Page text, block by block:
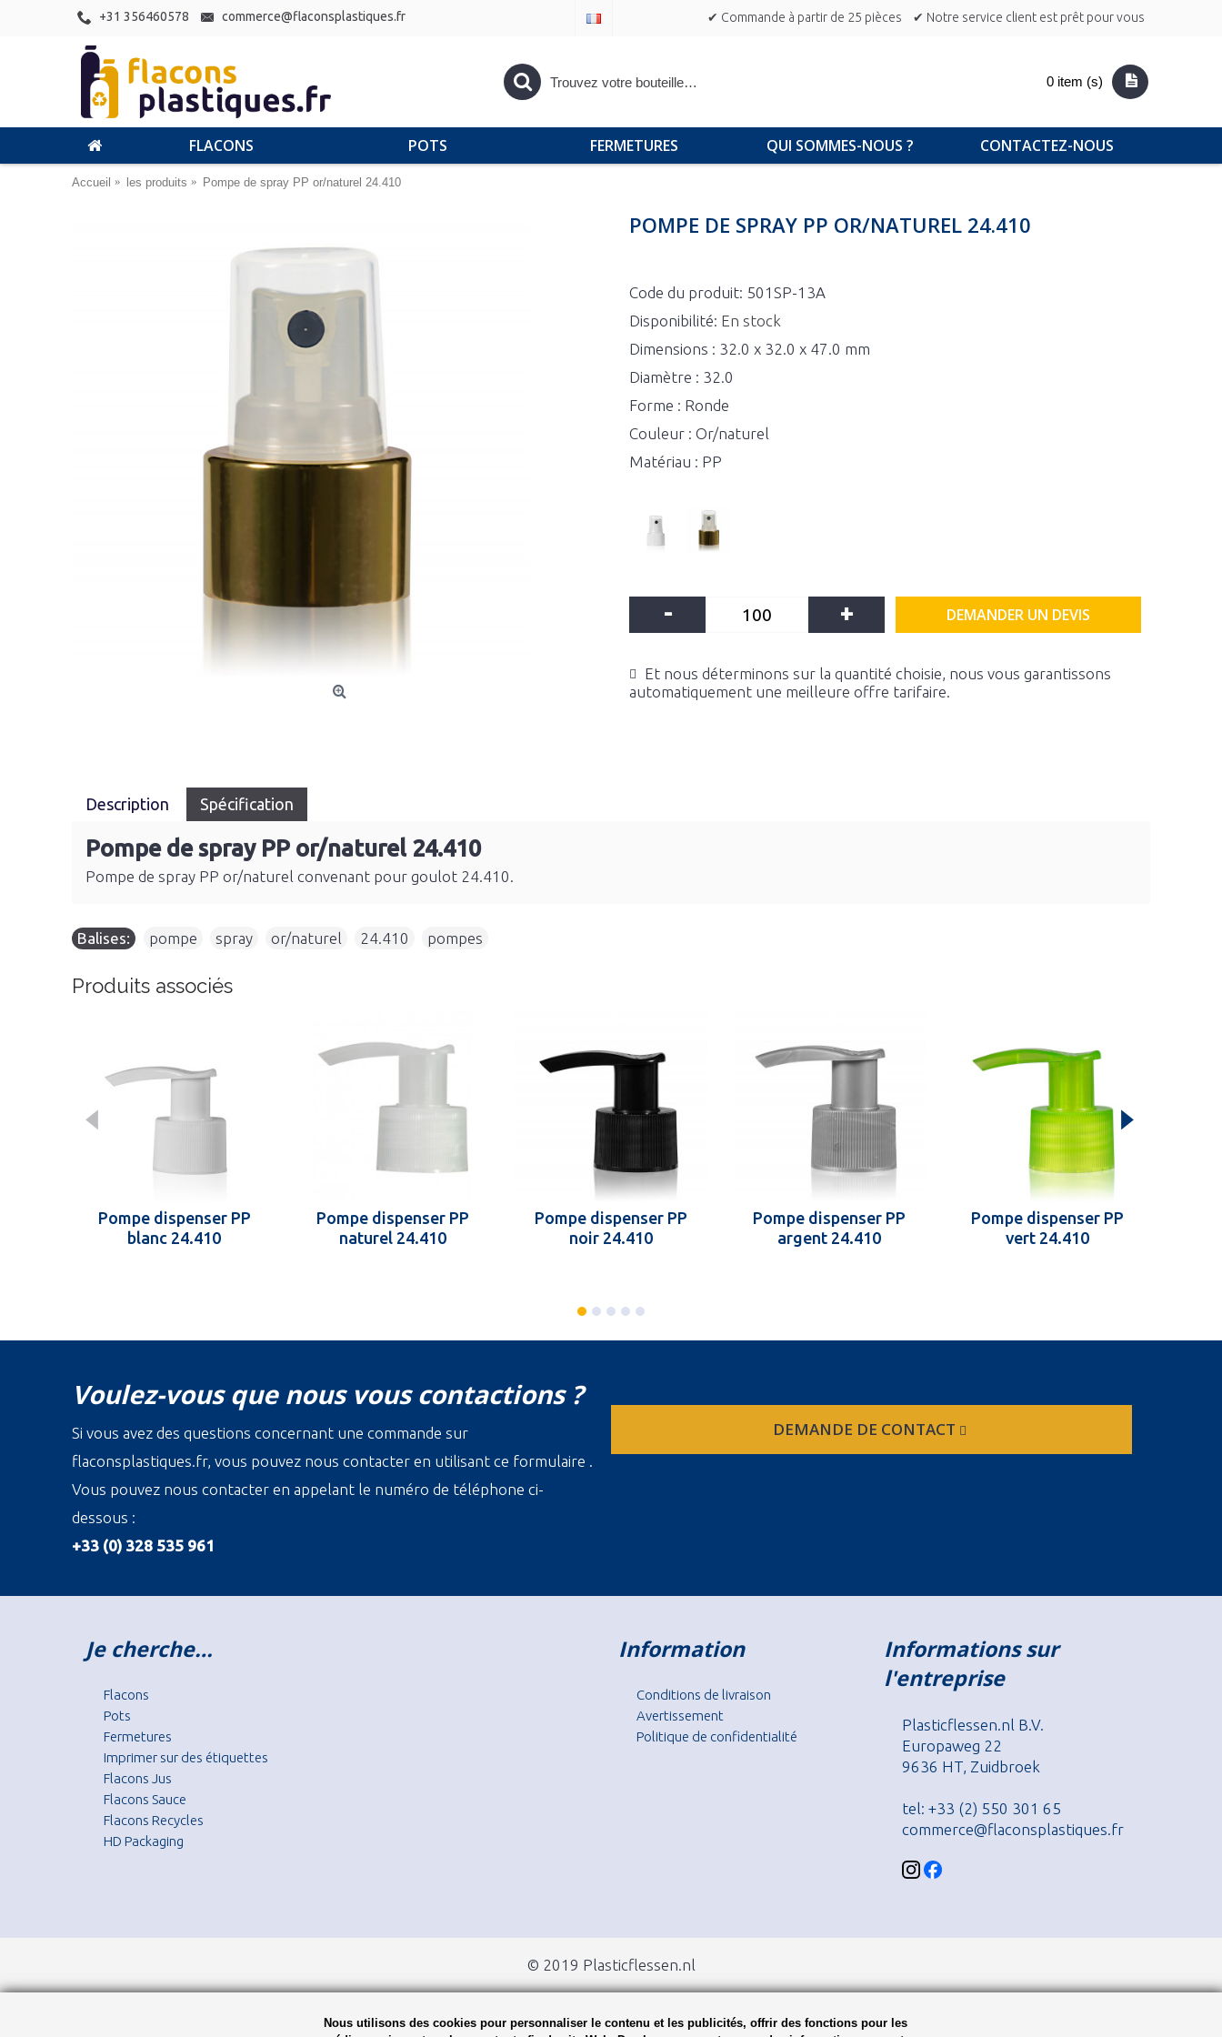
+31 356460578 commerce@flaconsplastiques.fr ✔ Commande à partir de 25 pièces ✔ Notre service client est prêt pour vous
0 item (s)
FLACONS POTS FERMETURES QUI SOMMES-NOUS ? CONTACTEZ-NOUS
Accueil les produits Pompe de spray PP or/naturel 24.410
POMPE DE SPRAY PP OR/NATUREL 24.410
Code du produit: 501SP-13A
Disponibilité: En stock
Dimensions : 32.0 x 32.0 x 47.0 mm
Diamètre : 32.0
Forme : Ronde
Couleur : Or/naturel
Matériau : PP
- + DEMANDER UN DEVIS
Et nous déterminons sur la quantité choisie, nous vous garantissons
automatiquement une meilleure offre tarifaire.
Description Spécification
Pompe de spray PP or/naturel 24.410
Pompe de spray PP or/naturel convenant pour goulot 24.410.
Balises: pompe spray or/naturel 24.410 pompes
Produits associés
Pompe dispenser PP
blanc 24.410
Pompe dispenser PP
naturel 24.410
Pompe dispenser PP
noir 24.410
Pompe dispenser PP
argent 24.410
Pompe dispenser PP
vert 24.410
Voulez-vous que nous vous contactions ?
Si vous avez des questions concernant une commande sur
flaconsplastiques.fr, vous pouvez nous contacter en utilisant ce formulaire .
Vous pouvez nous contacter en appelant le numéro de téléphone ci-
dessous :
+33 (0) 328 535 961
DEMANDE DE CONTACT
Je cherche…
Flacons
Pots
Fermetures
Imprimer sur des étiquettes
Flacons Jus
Flacons Sauce
Flacons Recycles
HD Packaging
Information
Conditions de livraison
Avertissement
Politique de confidentialité
Informations sur
l'entreprise
Plasticflessen.nl B.V.
Europaweg 22
9636 HT, Zuidbroek
tel: +33 (2) 550 301 65
commerce@flaconsplastiques.fr
© 2019 Plasticflessen.nl
Nous utilisons des cookies pour personnaliser le contenu et les publicités, offrir des fonctions pour les